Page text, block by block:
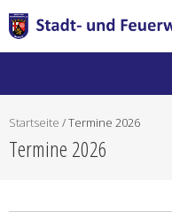
Startseite /Termine 2026
Termine 2026